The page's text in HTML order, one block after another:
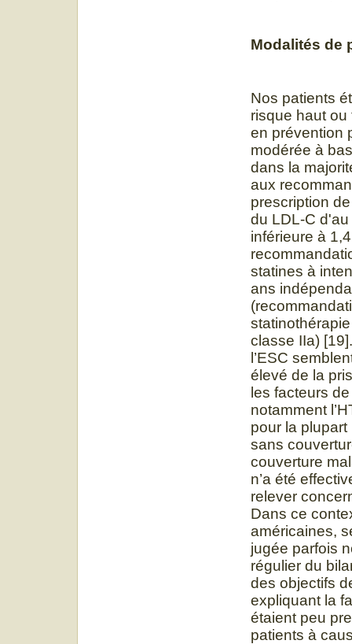
Modalités de
Nos patients
risque haut
en prévention
modérée à
dans la
aux
prescription
du LDL-C
inférieure à
statines à
ans
classe IIa)
l’ESC
élevé de la
les facteurs
notamment
pour la
sans
couverture
n’a été
relever
Dans ce
américaines,
jugée parfois
régulier du
des objectifs
expliquant la
étaient peu
patients à